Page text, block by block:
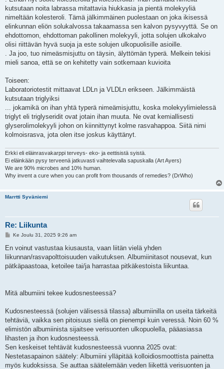
kutsutaan noita labrassa mitattavia hiukkasia ja pientä molekyyliä
nimeltään kolesteroli. Tämä jälkimmäinen puolestaan on joka ikisessä
elinkunnan eliön solukalvossa takaamassa sen kalvon pysyvyyttä. Se on
ehdottomon, ehdottoman pakollinen molekyyli, jotta solujen ulkokalvo
olisi riittävän hyvä suoja ja este solujen ulkopuolisille asioille.
. Ja joo, tuo nimeäsmisjuttu on täysin, älyttömän typerä. Melkein tekisi
mieli sanoa, että se on kehitetty vain sotkemaan kuvioita
Toiseen:
Laboratoriotestit mittaavat LDLn ja VLDLn erikseen. Jälkimmäistä
kutsutaan triglyiksi
... jokamikä on ihan yhtä typerä nimeämisjuttu, koska molekyylimielessä
triglyt eli triglyseridit ovat jotain ihan muuta. Ne ovat kemiallisesti
glyserolimolekyyli johon on kiinnittynyt kolme rasvahappoa. Siitä nimi
kolmoisrasva, jota olen itse joskus käyttänyt.
Erkki eli eläinrasvakarppi terveys- eko- ja eettisistä syistä.
Ei eläinkään pysy terveenä jatkuvasti vaihtelevalla sapuskalla (Art Ayers)
We are 90% microbes and 10% human.
Why invent a cure when you can profit from thousands of remedies? (DrWho)
Marrtti Syväniemi
Re: Liikunta
V
e
t
i
Ke Joulu 31, 2025 9:26 am
En voinut vastustaa kiusausta, vaan liitän vielä yhden
liikunnan/rasvapolttoisuuden vaikutuksen. Albumiinitasot nousevat, kun
pätkäpaastoaa, ketoilee tai/ja harrastaa pitkäkestoista liikuntaa.
Mitä albumiini tekee kudosnesteessä?
Kudosnesteessä (solujen välisessä tilassa) albumiinilla on useita tärkeitä
tehtäviä, vaikka sen pitoisuus siellä on pienempi kuin veressä. Noin 60 %
elimistön albumiinista sijaitsee verisuonten ulkopuolella, pääasiassa
lihasten ja ihon kudosnesteessä.
Sen keskeiset tehtävät kudosnesteessä vuonna 2025 ovat:
Nestetasapainon säätely: Albumiini ylläpitää kolloidiosmoottista painetta
myös kudoksissa. Se auttaa säätelemään veden liikettä verisuonten ja